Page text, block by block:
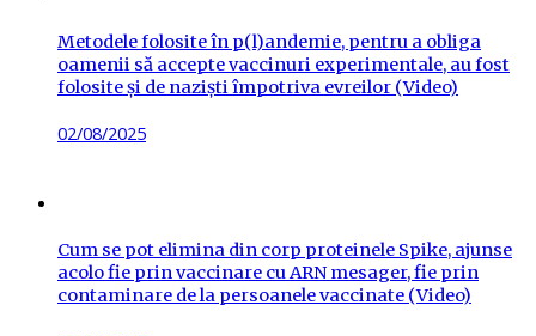
Metodele folosite în p(l)andemie, pentru a obliga
oamenii să accepte vaccinuri experimentale, au fost
folosite și de naziști împotriva evreilor (Video)
Posted
02/08/2025
Cum se pot elimina din corp proteinele Spike, ajunse
acolo fie prin vaccinare cu ARN mesager, fie prin
contaminare de la persoanele vaccinate (Video)